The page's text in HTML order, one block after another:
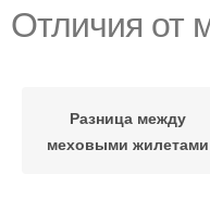
Отличия от
Разница между
меховыми жилетами